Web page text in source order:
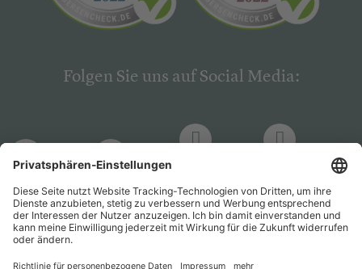
Folgen Sie uns auf Social Media:
PsychJOB PsychJOB
Hogrefe
Verlag
Hogrefe
Verlag